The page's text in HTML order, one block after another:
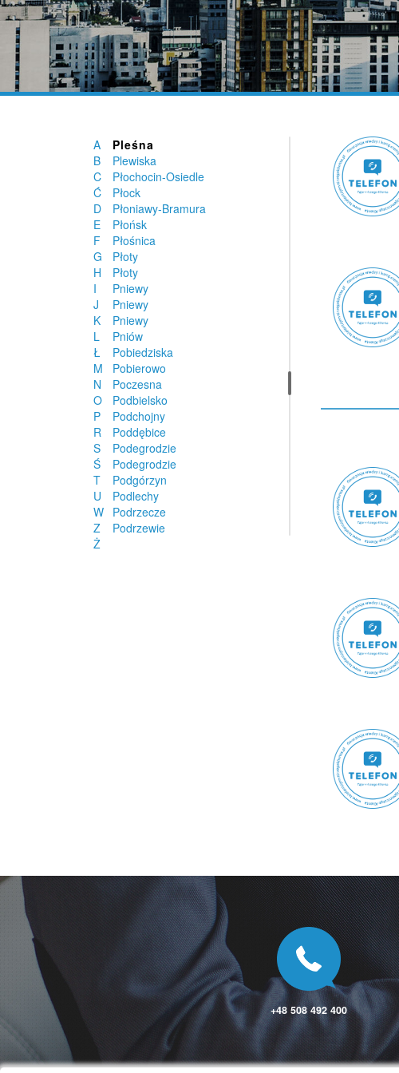
A
B
C
Ć
D
E
F
G
H
I
J
K
L
Ł
M
N
O
P
R
S
Ś
T
U
W
Z
Ż
Pisarzowice
Pisarzowice
Piskory
Pisz
Piszczac
Piwniczna-Zdrój
Pleśna
Plewiska
Płochocin-Osiedle
Płock
Płoniawy-Bramura
Płońsk
Płośnica
Płoty
Płoty
Pniewy
Pniewy
Pniewy
Pniów
Pobiedziska
Pobierowo
Poczesna
Podbielsko
Podchojny
Poddębice
Podegrodzie
Podegrodzie
Podgórzyn
Podlechy
Podrzecze
Podrzewie
Poniatowa
Poniec
Popielów
Popowo
Porąbka
Porąbka
Poręba
Poronin
Porządzie
+48 508 492 400